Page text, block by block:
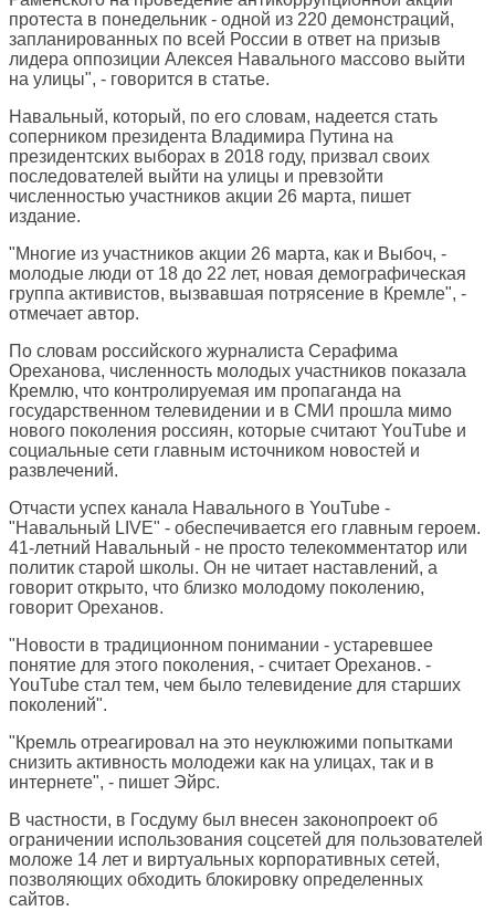
протеста в понедельник - одной из 220 демонстраций,
запланированных по всей России в ответ на призыв
лидера оппозиции Алексея Навального массово выйти
на улицы", - говорится в статье.
Навальный, который, по его словам, надеется стать
соперником президента Владимира Путина на
президентских выборах в 2018 году, призвал своих
последователей выйти на улицы и превзойти
численностью участников акции 26 марта, пишет
издание.
"Многие из участников акции 26 марта, как и Выбоч, -
молодые люди от 18 до 22 лет, новая демографическая
группа активистов, вызвавшая потрясение в Кремле", -
отмечает автор.
По словам российского журналиста Серафима
Ореханова, численность молодых участников показала
Кремлю, что контролируемая им пропаганда на
государственном телевидении и в СМИ прошла мимо
нового поколения россиян, которые считают YouTube и
социальные сети главным источником новостей и
развлечений.
Отчасти успех канала Навального в YouTube -
"Навальный LIVE" - обеспечивается его главным героем.
41-летний Навальный - не просто телекомментатор или
политик старой школы. Он не читает наставлений, а
говорит открыто, что близко молодому поколению,
говорит Ореханов.
"Новости в традиционном понимании - устаревшее
понятие для этого поколения, - считает Ореханов. -
YouTube стал тем, чем было телевидение для старших
поколений".
"Кремль отреагировал на это неуклюжими попытками
снизить активность молодежи как на улицах, так и в
интернете", - пишет Эйрс.
В частности, в Госдуму был внесен законопроект об
ограничении использования соцсетей для пользователей
моложе 14 лет и виртуальных корпоративных сетей,
позволяющих обходить блокировку определенных
сайтов.